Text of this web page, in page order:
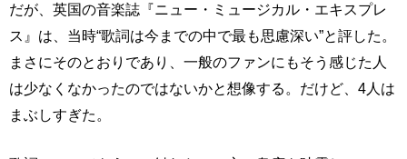
だが、英国の音楽誌『ニュー・ミュージカル・エキスプレ
ス』は、当時“歌詞は今までの中で最も思慮深い”と評した。
まさにそのとおりであり、一般のファンにもそう感じた人
は少なくなかったのではないかと想像する。だけど、4人は
まぶしすぎた。